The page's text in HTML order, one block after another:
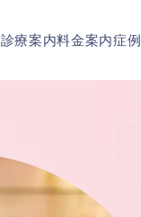
診療案内料金案内症例